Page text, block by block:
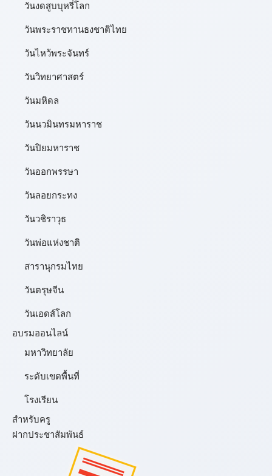
วันงดสูบบุหรี่โลก
วันพระราชทานธงชาติไทย
วันไหว้พระจันทร์​
วันวิทยาศาสตร์
วันมหิดล
วันนวมินทรมหาราช
วันปิยมหาราช
วันออกพรรษา
วันลอยกระทง
วันวชิราวุธ
วันพ่อแห่งชาติ
สารานุกรมไทย
วันตรุษจีน
วันเอดส์โลก
อบรมออนไลน์
มหาวิทยาลัย
ระดับเขตพื้นที่
โรงเรียน
สำหรับครู
ฝากประชาสัมพันธ์